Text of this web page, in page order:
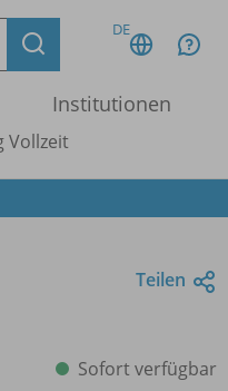
DE
Institutionen
Vollzeit
Teilen
Sofort verfügbar